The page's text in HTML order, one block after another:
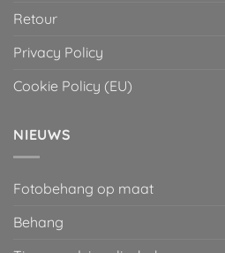
Retour
Privacy Policy
Cookie Policy (EU)
NIEUWS
Fotobehang op maat
Behang